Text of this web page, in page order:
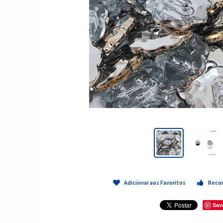
Adicionar aos Favoritos